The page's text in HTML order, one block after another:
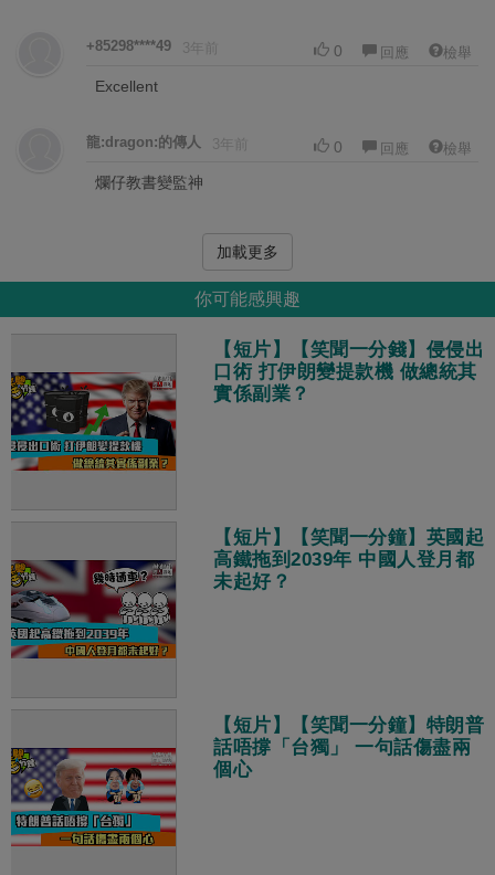
+85298****49 3年前 0 回應 檢舉
Excellent
龍:dragon:的傳人 3年前 0 回應 檢舉
爛仔教書變監神
加載更多
你可能感興趣
【短片】【笑聞一分錢】侵侵出
口術 打伊朗變提款機 做總統其
實係副業？
【短片】【笑聞一分鐘】英國起
高鐵拖到2039年 中國人登月都
未起好？
【短片】【笑聞一分鐘】特朗普
話唔撐「台獨」 一句話傷盡兩
個心